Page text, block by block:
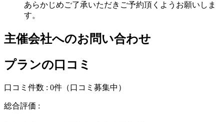
あらかじめご了承いただきご予約頂くようお願いしま
す。
主催会社へのお問い合わせ
プランの口コミ
口コミ件数 : 0件 （口コミ募集中）
総合評価 :